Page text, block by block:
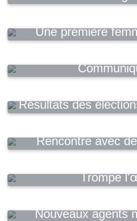
Une première
Résultats des
2026
Rencontre avec
Trompe
Nouveaux agents